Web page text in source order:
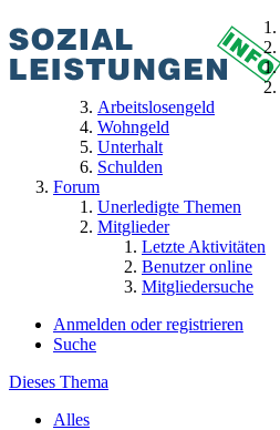
Arbeitslosengeld
Wohngeld
Unterhalt
Schulden
Forum
Unerledigte Themen
Mitglieder
Letzte Aktivitäten
Benutzer online
Mitgliedersuche
Anmelden oder registrieren
Suche
Dieses Thema
Alles